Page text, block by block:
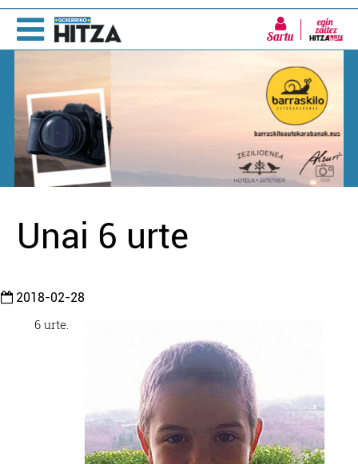
Sartu
Unai 6 urte
2018-02-28
6 urte.